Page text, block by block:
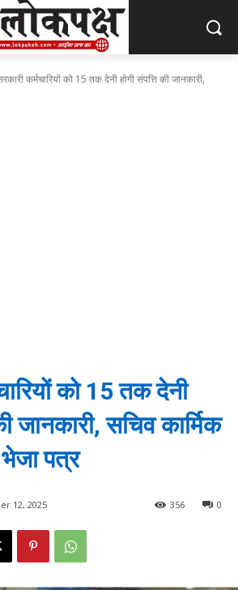
कर्मचारियों को 15 तक देनी होगी संपत्ति की जानकारी,
को 15 तक देनी
जानकारी, सचिव कार्मिक
भेजा पत्र
12, 2025 0
356